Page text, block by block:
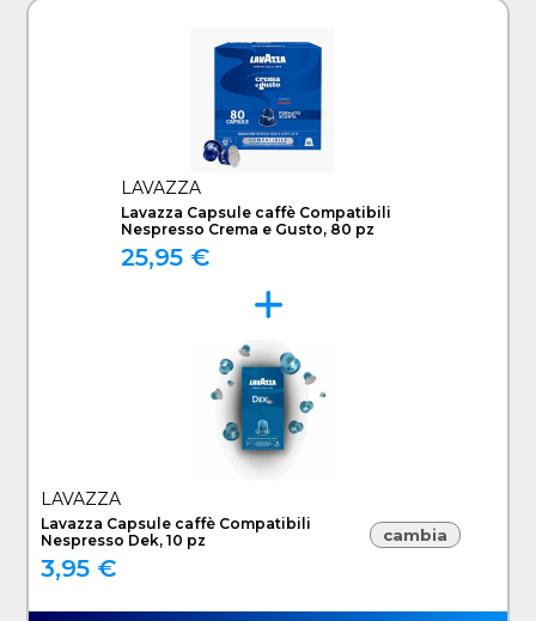
LAVAZZA
Lavazza Capsule caffè Compatibili
Nespresso Crema e Gusto, 80 pz
25,95 €
LAVAZZA
Lavazza Capsule caffè Compatibili
Nespresso Dek, 10 pz
3,95 €
cambia